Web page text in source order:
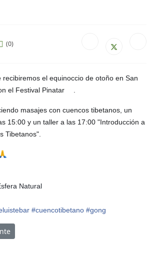
(0)
recibiremos el equinoccio de otoño en San
el Festival Pinatar
masajes con cuencos tibetanos, un
15:00 y un taller a las 17:00 "Introducción a
Tibetanos".
Natural
#cuencotibetano #gong
02/20 Sábado a las 18:30 - Concierto
siguiente: 07 Y 08/09/19 Festival Universo